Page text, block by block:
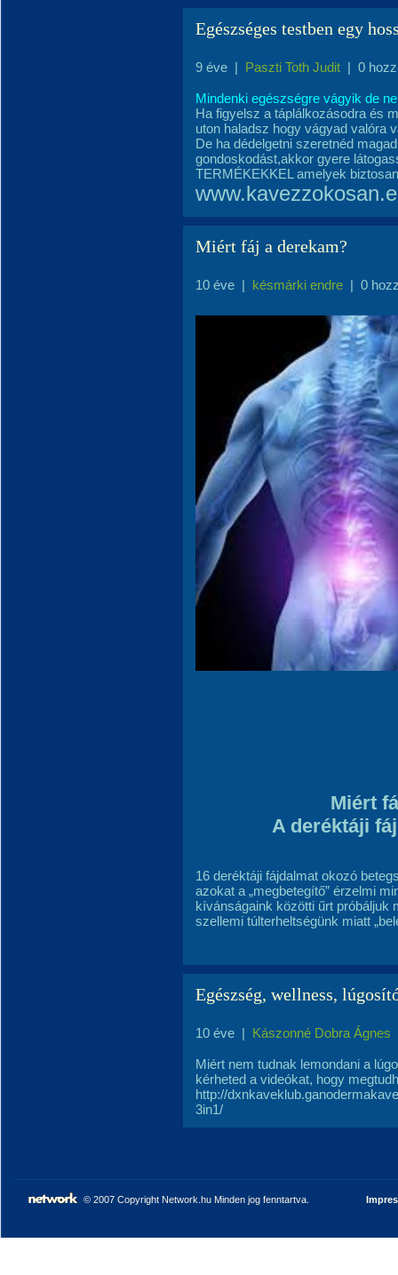
Egészséges testben egy
9 éve | Paszti Toth Judit | 0
Mindenki egészségre vágyik de
Ha figyelsz a táplálkozásodra és
uton haladsz hogy vágyad valóra
De ha dédelgetni szeretnéd
gondoskodást,akkor gyere
TERMÉKEKKEL amelyek
Miért fáj a derekam?
10 éve | késmárki endre | 0
Miért
A deréktáji
16 deréktáji fájdalmat okozó
azokat a „megbetegítő” érzelmi
kívánságaink közötti űrt próbáljuk
szellemi túlterheltségünk miatt
Egészség, wellness,
10 éve | Kászonné Dobra Ágnes
Miért nem tudnak lemondani a
kérheted a videókat, hogy
http://
3in1/
© 2007 Copyright Network.hu Minden jog fenntartva.